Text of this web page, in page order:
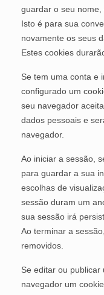
guardar o seu nome,
Isto é para sua
novamente os seus
Estes cookies
Se tem uma conta e
configurado um
seu navegador
dados pessoais e
navegador.
Ao iniciar a sessão,
para guardar a sua
escolhas de
sessão duram um
sua sessão irá
Ao terminar a
removidos.
Se editar ou
navegador um